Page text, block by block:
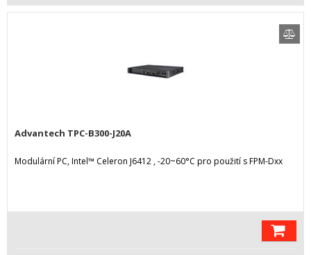
Advantech TPC-B300-J20A
Modulární PC, Intel™ Celeron J6412 , -20~60°C pro použití s FPM-Dxx